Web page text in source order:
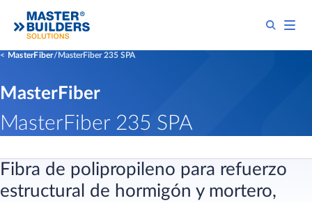
MasterFiber MasterFiber 235 SPA
MasterFiber
MasterFiber 235 SPA
Fibra de polipropileno para refuerzo
estructural de hormigón y mortero,